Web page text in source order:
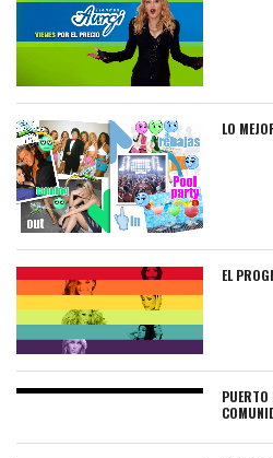
LO
EL
PUERTO